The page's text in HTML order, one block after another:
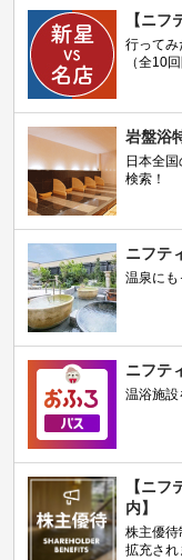
【ニフ
行ってみ
（全10
岩盤浴
日本全
検索！
ニフテ
温泉にも
ニフテ
温浴施設
【ニ
内】
株主優待
拡充され